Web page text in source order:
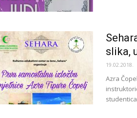
slika,
19.02.2018.
Azra